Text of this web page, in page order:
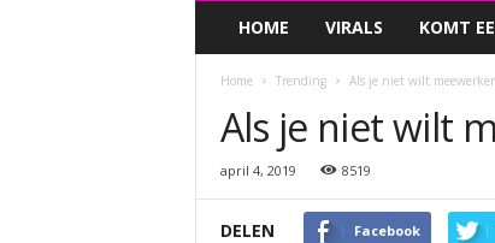
HOME VIRALS KOMT
Home Trending Als je niet wilt
Als je niet wilt
april 4, 2019 8519
DELEN Facebook